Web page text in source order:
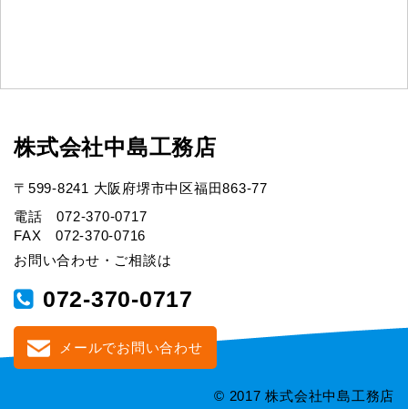
株式会社中島工務店
〒599-8241 大阪府堺市中区福田863-77
電話 072-370-0717
FAX 072-370-0716
お問い合わせ・ご相談は
072-370-0717
メールでお問い合わせ
© 2017 株式会社中島工務店